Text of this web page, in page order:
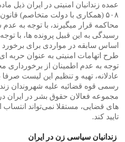
۵۰۸ (همکاری با دولت متخاصم)
محاکمه قرار میگیرند، با توجه به
رسیدگی به این قبیل پرونده ها، با
اساس سابقه در مواردی برای برخورد
طرح اتهامات امنیتی به عنوان حربه
توجه به عدم اطمینان از برخورداری
عادلانه، تهیه و تنظیم این لیست
رسمی قوه قضائیه علیه شهروندان
مجموعه فعالان حقوق بشر در ایران
های قضایی، مستقلا نمی‌تواند انتساب
تایید کند.
زندانیان سیاسی زن در ایران